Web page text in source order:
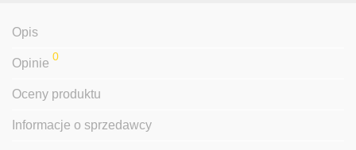
Opis
Opinie 0
Oceny produktu
Informacje o sprzedawcy